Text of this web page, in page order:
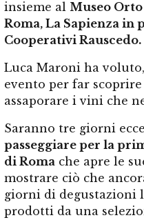
insieme al Museo
Roma, La Sapienza in
Cooperativi Rauscedo.
Luca Maroni ha
evento per far
assaporare i vini che
Saranno tre giorni
passeggiare per la
di Roma che apre le
mostrare ciò che
giorni di degustazioni
prodotti da una